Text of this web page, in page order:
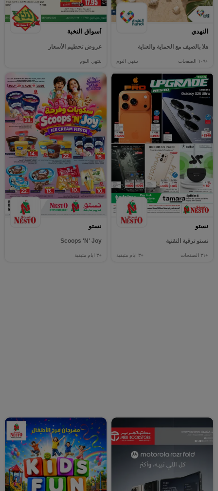
النهدي
هلا بالصيف مع الحماية والعناية
+١٠٩ الصفحات ينتهي اليوم
أسواق النخبة
عروض تحطيم الأسعار
ينتهي اليوم
نستو
نستو ترقية التقنية
+٣١ الصفحات +٣ ايام متبقية
نستو
Scoops 'N' Joy
+٣ ايام متبقية